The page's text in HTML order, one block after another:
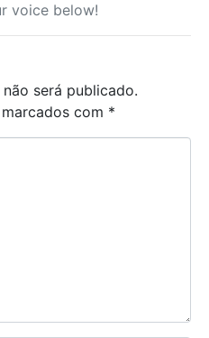
voice below!
será publicado.
com *